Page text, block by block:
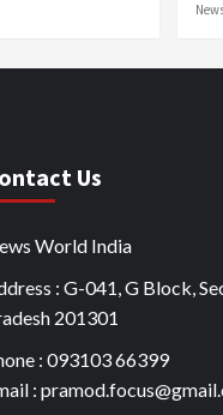
Us
World India
: G-041, G Block,
201301
: 093103 66399
: